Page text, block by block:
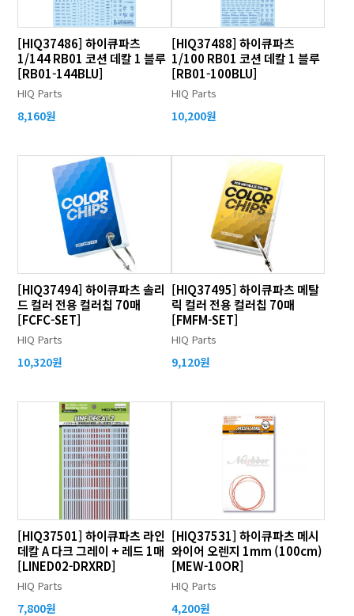
[HIQ37486] 하이큐파츠
1/144 RB01 코션 데칼 1 블루
[RB01-144BLU]
HIQ Parts
8,160원
[HIQ37488] 하이큐파츠
1/100 RB01 코션 데칼 1 블루
[RB01-100BLU]
HIQ Parts
10,200원
[HIQ37494] 하이큐파츠 솔리
드 컬러 전용 컬러칩 70매
[FCFC-SET]
HIQ Parts
10,320원
[HIQ37495] 하이큐파츠 메탈
릭 컬러 전용 컬러칩 70매
[FMFM-SET]
HIQ Parts
9,120원
[HIQ37501] 하이큐파츠 라인
데칼 A 다크 그레이 + 레드 1매
[LINED02-DRXRD]
HIQ Parts
7,800원
[HIQ37531] 하이큐파츠 메시
와이어 오렌지 1mm (100cm)
[MEW-10OR]
HIQ Parts
4,200원